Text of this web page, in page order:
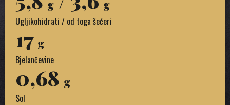
g g
Ugljikohidrati / od toga šećeri
17 g
Bjelančevine
0,68 g
Sol